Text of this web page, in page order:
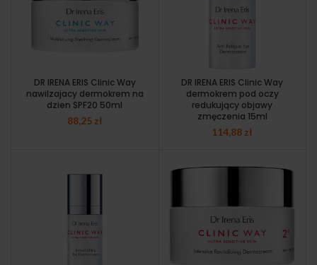
DR IRENA ERIS Clinic Way
nawilzajacy dermokrem na
dzien SPF20 50ml
88,25 zł
DR IRENA ERIS Clinic Way
dermokrem pod oczy
redukujący objawy
zmęczenia 15ml
114,88 zł